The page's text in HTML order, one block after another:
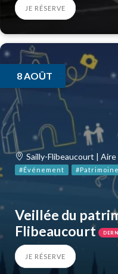
JE RÉSERVE
8 AOÛT
Sailly-Flibeaucourt |
#Événement
Veillée du
Flibeaucourt
JE RÉSERVE